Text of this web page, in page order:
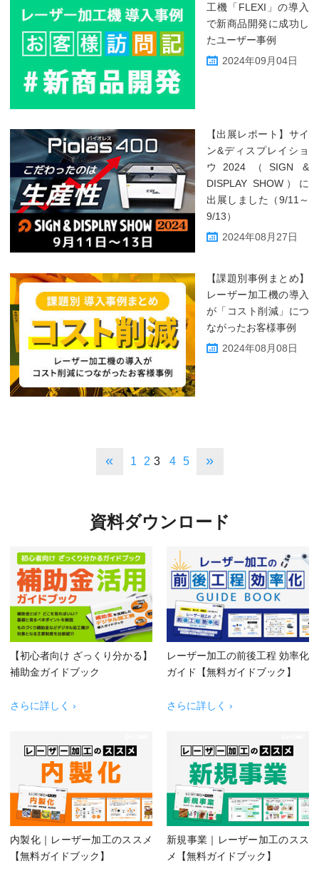
工機「FLEXI」の導入
で新商品開発に成功し
たユーザー事例
2024年09月04日
【出展レポート】サイ
ン&ディスプレイショ
ウ2024（SIGN &
DISPLAY SHOW）に
出展しました（9/11～
9/13）
2024年08月27日
【課題別事例まとめ】
レーザー加工機の導入
が「コスト削減」につ
ながったお客様事例
2024年08月08日
« 1 2 3 4 5 »
資料ダウンロード
【初心者向け ざっくり分かる】
補助金ガイドブック
さらに詳しく ›
レーザー加工の前後工程 効率化
ガイド【無料ガイドブック】
さらに詳しく ›
内製化｜レーザー加工のススメ
【無料ガイドブック】
新規事業｜レーザー加工のスス
メ【無料ガイドブック】